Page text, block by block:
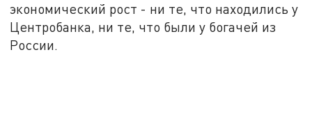
экономический рост - ни те, что находились у
Центробанка, ни те, что были у богачей из
России.